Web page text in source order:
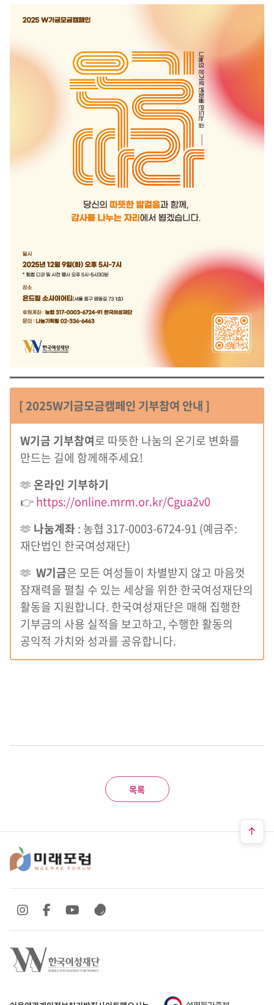
[ 2025W기금모금캠페인 기부참여 안내 ]
W기금 기부참여로 따뜻한 나눔의 온기로 변화를
만드는 길에 함께해주세요!
🫶온라인 기부하기
👉https://online.mrm.or.kr/Cgua2v0
🫶 나눔계좌 : 농협 317-0003-6724-91 (예금주:
재단법인 한국여성재단)
🫶 W기금은 모든 여성들이 차별받지 않고 마음껏
잠재력을 펼칠 수 있는 세상을 위한 한국여성재단의
활동을 지원합니다. 한국여성재단은 매해 집행한
기부금의 사용 실적을 보고하고, 수행한 활동의
공익적 가치와 성과를 공유합니다.
목록
SNS 바로가기
SNS 바로가기SNS 바로가기
SNS 바로가기